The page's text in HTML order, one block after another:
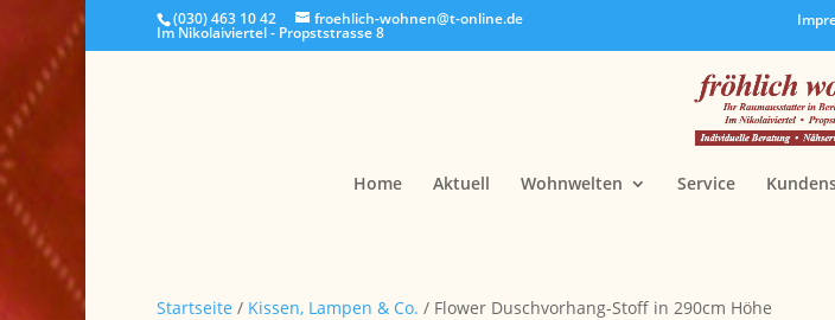
(030) 463 10 42 froehlich-wohnen@t-online.de
Im Nikolaiviertel - Propststrasse 8
Home Aktuell Wohnwelten Service
Startseite / Kissen, Lampen & Co. / Flower Duschvorhang-Stoff in 290cm Höhe